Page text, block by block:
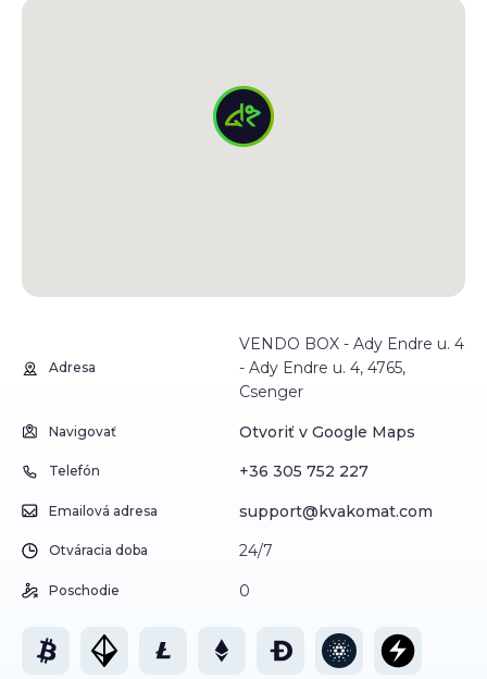
Adresa
VENDO BOX - Ady Endre u. 4
- Ady Endre u. 4, 4765,
Csenger
Navigovať Otvoriť v Google Maps
Telefón +36 305 752 227
Emailová adresa support@kvakomat.com
Otváracia doba 24/7
Poschodie 0